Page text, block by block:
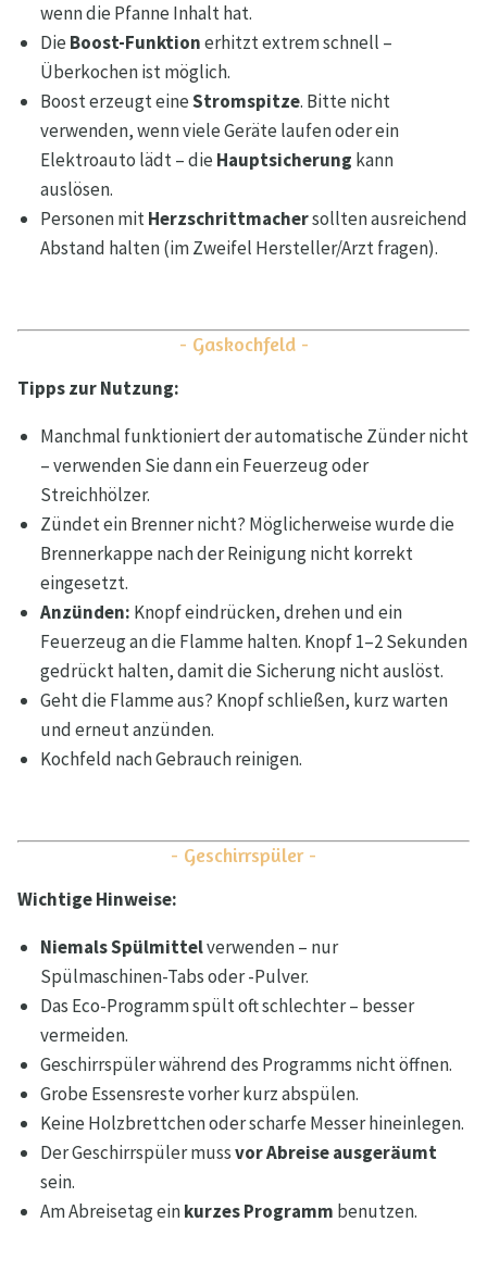
wenn die Pfanne Inhalt hat.
Die Boost-Funktionerhitzt extrem schnell –
Überkochen ist möglich.
Boost erzeugt eineStromspitze. Bitte nicht
verwenden, wenn viele Geräte laufen oder ein
Elektroauto lädt – die Hauptsicherung kann
auslösen.
Personen mitHerzschrittmachersollten ausreichend
Abstand halten (im Zweifel Hersteller/Arzt fragen).
- Gaskochfeld -
Tipps zur Nutzung:
Manchmal funktioniert der automatische Zünder nicht
– verwenden Sie dann ein Feuerzeug oder
Streichhölzer.
Zündet ein Brenner nicht? Möglicherweise wurde die
Brennerkappe nach der Reinigung nicht korrekt
eingesetzt.
Anzünden: Knopf eindrücken, drehen und ein
Feuerzeug an die Flamme halten. Knopf 1–2 Sekunden
gedrückt halten, damit die Sicherung nicht auslöst.
Geht die Flamme aus? Knopf schließen, kurz warten
und erneut anzünden.
Kochfeld nach Gebrauch reinigen.
- Geschirrspüler -
Wichtige Hinweise:
Niemals Spülmittelverwenden – nur
Spülmaschinen-Tabs oder -Pulver.
Das Eco-Programm spült oft schlechter – besser
vermeiden.
Geschirrspüler während des Programms nicht öffnen.
Grobe Essensreste vorher kurz abspülen.
Keine Holzbrettchen oder scharfe Messer hineinlegen.
Der Geschirrspüler mussvor Abreise ausgeräumt
sein.
Am Abreisetag einkurzes Programm benutzen.